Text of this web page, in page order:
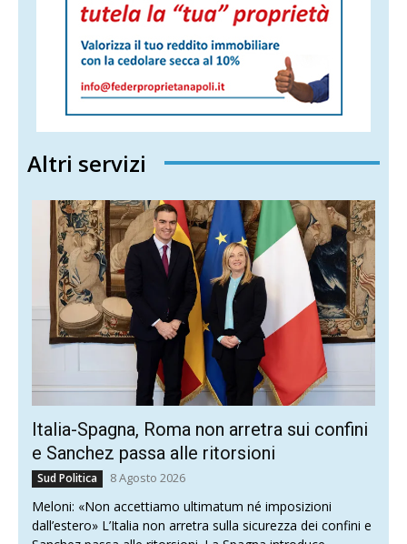
Altri servizi
Italia-Spagna, Roma non arretra sui confini
e Sanchez passa alle ritorsioni
Sud Politica 8 Agosto 2026
Meloni: «Non accettiamo ultimatum né imposizioni
dall’estero» L’Italia non arretra sulla sicurezza dei confini e